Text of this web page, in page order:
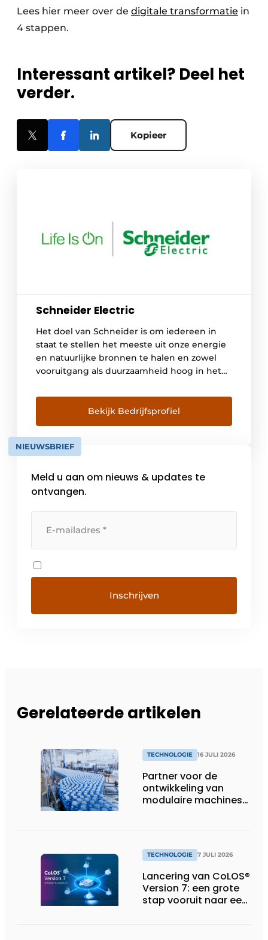
Lees hier meer over de digitale transformatie in
4 stappen.
Interessant artikel? Deel het
verder.
Kopieer
Schneider Electric
Het doel van Schneider is om iedereen in
staat te stellen het meeste uit onze energie
en natuurlijke bronnen te halen en zowel
vooruitgang als duurzaamheid hoog in het
Onze missie is om uw digitale partner te zijn
voor duurzaamheid en efficiëntie. We
stimuleren digitale transformatie […]
Bekijk Bedrijfsprofiel
NIEUWSBRIEF
Meld u aan om nieuws & updates te
ontvangen.
Gerelateerde artikelen
TECHNOLOGIE 16 JULI 2026
Partner voor de
ontwikkeling van
modulaire machines
TECHNOLOGIE 7 JULI 2026
Lancering van CoLOS®
Version 7: een grote
stap vooruit naar een